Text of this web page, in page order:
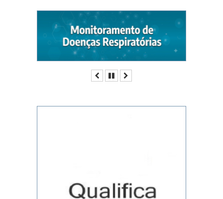
AnteriorPausar